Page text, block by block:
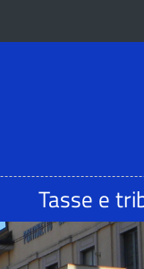
Tasse e